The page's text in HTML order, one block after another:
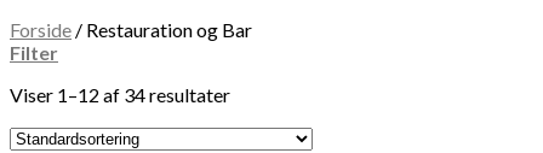
Forside / Restauration og Bar
Filter
Viser 1–12 af 34 resultater